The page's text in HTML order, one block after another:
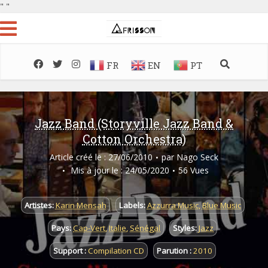
" "
FR EN PT
Jazz Band (Storyville Jazz Band &
Cotton Orchestra)
Article créé le : 27/06/2010 par Nago Seck
Mis à jour le : 24/05/2020
56 Vues
Artistes:Karin Mensah Labels:Azzurra Music,Blue Music
Pays:Cap-Vert,Italie, Sénégal Styles: Jazz
Support :Compilation CD Parution :2010